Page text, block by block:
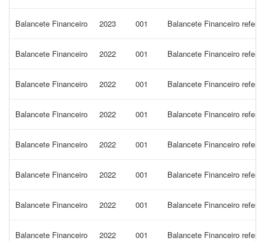
Balancete Financeiro 2023 001 Balancete Financeiro
Balancete Financeiro 2022 001 Balancete Financeiro
Balancete Financeiro 2022 001 Balancete Financeiro
Balancete Financeiro 2022 001 Balancete Financeiro
Balancete Financeiro 2022 001 Balancete Financeiro
Balancete Financeiro 2022 001 Balancete Financeiro
Balancete Financeiro 2022 001 Balancete Financeiro
Balancete Financeiro 2022 001 Balancete Financeiro